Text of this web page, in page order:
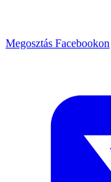
Megosztás Facebookon